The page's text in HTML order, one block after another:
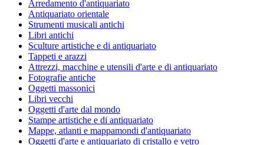
Arredamento d'antiquariato
Antiquariato orientale
Strumenti musicali antichi
Libri antichi
Sculture artistiche e di antiquariato
Tappeti e arazzi
Attrezzi, macchine e utensili d'arte e di antiquariato
Fotografie antiche
Oggetti massonici
Libri vecchi
Oggetti d'arte dal mondo
Stampe artistiche e di antiquariato
Mappe, atlanti e mappamondi d'antiquariato
Oggetti d'arte e antiquariato di cristallo e vetro